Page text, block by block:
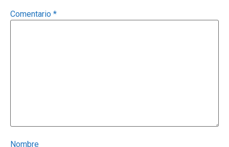
Comentario *
Nombre